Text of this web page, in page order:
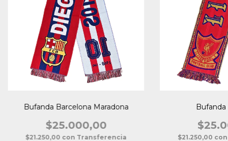
Bufanda Barcelona Maradona
$25.000,00
$21.250,00 con Transferencia
$21.250,00 con